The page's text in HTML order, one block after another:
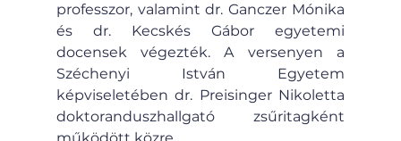
professzor, valamint dr. Ganczer Mónika
és dr. Kecskés Gábor egyetemi
docensek végezték. A versenyen a
Széchenyi István Egyetem
képviseletében dr. Preisinger Nikoletta
doktoranduszhallgató zsűritagként